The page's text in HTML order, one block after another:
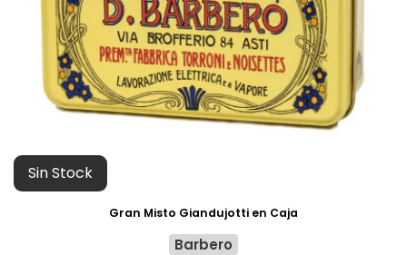
Sin Stock
Gran Misto Giandujotti en Caja
Barbero